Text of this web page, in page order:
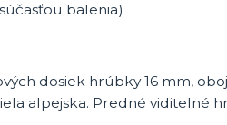
balenia)
dosiek hrúbky 16 mm,
alpejska. Predné viditelné